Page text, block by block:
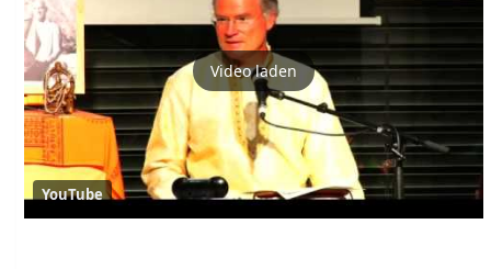
Video laden
YouTube